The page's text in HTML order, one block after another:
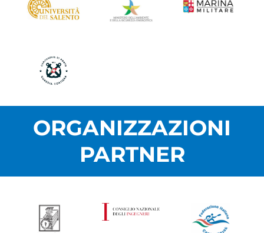
ORGANIZZAZIONI
PARTNER